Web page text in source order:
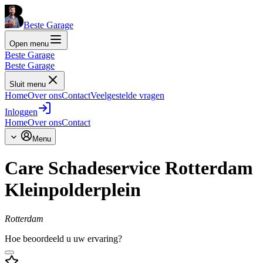
Beste Garage
Open menu
Beste Garage
Beste Garage
Sluit menu
HomeOver onsContactVeelgestelde vragen
Inloggen
HomeOver onsContact
Menu
Care Schadeservice Rotterdam
Kleinpolderplein
Rotterdam
Hoe beoordeeld u uw ervaring?